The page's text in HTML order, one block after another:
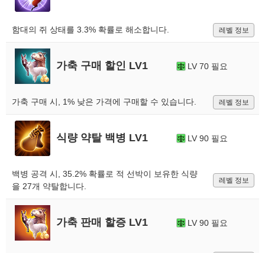
함대의 쥐 상태를 3.3% 확률로 해소합니다. 레벨 정보
가축 구매 할인 LV1 LV 70 필요
가축 구매 시, 1% 낮은 가격에 구매할 수 있습니다. 레벨 정보
식량 약탈 백병 LV1 LV 90 필요
백병 공격 시, 35.2% 확률로 적 선박이 보유한 식량
을 27개 약탈합니다.
레벨 정보
가축 판매 할증 LV1 LV 90 필요